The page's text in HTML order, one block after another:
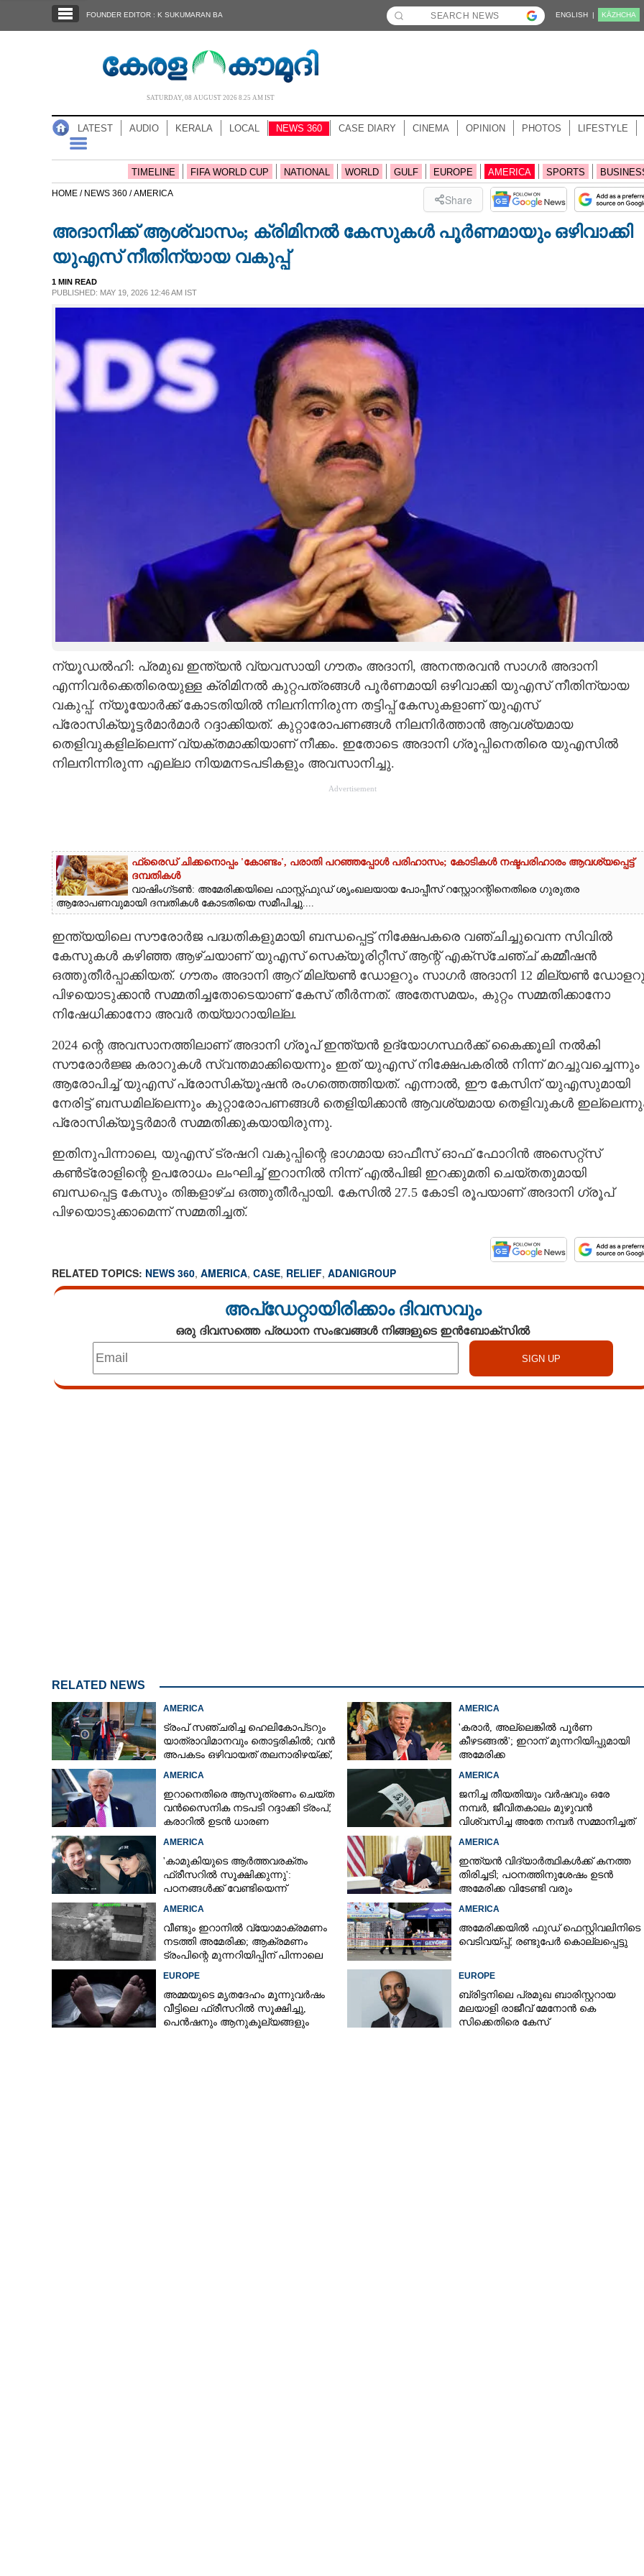
NOTIFIED NEWS
NEWS 360
CASE DIARY
CARTOONS
LITERATURE
FOUNDER EDITOR : K SUKUMARAN BA ENGLISH | KĀZHCHA
SATURDAY, 08 AUGUST 2026 8.25 AM IST
LATEST AUDIO KERALA LOCAL NEWS 360 CASE DIARY CINEMA OPINION PHOTOS LIFESTYLE
TIMELINE FIFA WORLD CUP NATIONAL WORLD GULF EUROPE AMERICA SPORTS
HOME / NEWS 360 /AMERICA Share
അദാനിക്ക് ആശ്വാസം; ക്രിമിനൽ കേസുകൾ പൂർണമായും ഒഴിവാക്കി
യുഎസ് നീതിന്യായ വകുപ്പ്
1 MIN READ
PUBLISHED: MAY 19, 2026 12:46 AM IST
ന്യൂഡൽഹി: പ്രമുഖ ഇന്ത്യൻ വ്യവസായി ഗൗതം അദാനി, അനന്തരവൻ സാഗർ അദാനി
എന്നിവർക്കെതിരെയുള്ള ക്രിമിനൽ കുറ്റപത്രങ്ങൾ പൂർണമായി ഒഴിവാക്കി യുഎസ് നീതിന്യായ
വകുപ്പ്. ന്യൂയോർക്ക് കോടതിയിൽ നിലനിന്നിരുന്ന തട്ടിപ്പ് കേസുകളാണ് യുഎസ്
പ്രോസിക്യൂട്ടർമാർമാർ റദ്ദാക്കിയത്. കുറ്റാരോപണങ്ങൾ നിലനിർത്താൻ ആവശ്യമായ
തെളിവുകളില്ലെന്ന് വ്യക്തമാക്കിയാണ് നീക്കം. ഇതോടെ അദാനി ഗ്രൂപ്പിനെതിരെ യുഎസിൽ
നിലനിന്നിരുന്ന എല്ലാ നിയമനടപടികളും അവസാനിച്ചു.
Advertisement
ഫ്രൈഡ് ചിക്കനൊപ്പം 'കോണ്ടം',​ പരാതി പറഞ്ഞപ്പോൾ പരിഹാസം; കോടികൾ നഷ്ടപരിഹാരം ആവശ്യപ്പെട്ട്
ദമ്പതികൾ
വാഷിംഗ്ടൺ: അമേരിക്കയിലെ ഫാസ്റ്റ്ഫുഡ് ശൃംഖലയായ പോപ്പീസ് റസ്റ്റോറന്റിനെതിരെ ഗുരുതര
ആരോപണവുമായി ദമ്പതികൾ കോടതിയെ സമീപിച്ചു....
ഇന്ത്യയിലെ സൗരോർജ പദ്ധതികളുമായി ബന്ധപ്പെട്ട് നിക്ഷേപകരെ വഞ്ചിച്ചുവെന്ന സിവിൽ
കേസുകൾ കഴിഞ്ഞ ആഴ്‌ചയാണ് യുഎസ് സെക്യൂരിറ്റീസ് ആന്റ് എക്‌സ്‌ചേഞ്ച് കമ്മീഷൻ
ഒത്തുതീർപ്പാക്കിയത്. ഗൗതം അദാനി ആറ് മില്യൺ ഡോളറും സാഗ‌ർ അദാനി 12 മില്യൺ
പിഴയൊടുക്കാൻ സമ്മതിച്ചതോടെയാണ് കേസ് തീർന്നത്. അതേസമയം, കുറ്റം സമ്മതിക്കാനോ
നിഷേധിക്കാനോ അവർ തയ്യാറായില്ല.
2024 ന്റെ അവസാനത്തിലാണ് അദാനി ഗ്രൂപ് ഇന്ത്യൻ ഉദ്യോഗസ്ഥർക്ക് കൈക്കൂലി നൽകി
സൗരോർജ്ജ കരാറുകൾ സ്വന്തമാക്കിയെന്നും ഇത് യുഎസ് നിക്ഷേപകരിൽ നിന്ന് മറച്ചുവച്ചെന്നും
ആരോപിച്ച് യുഎസ് പ്രോസിക്യൂഷൻ രംഗത്തെത്തിയത്. എന്നാൽ, ഈ കേസിന് യുഎസുമായി
നേരിട്ട് ബന്ധമില്ലെന്നും കുറ്റാരോപണങ്ങൾ തെളിയിക്കാൻ ആവശ്യമായ തെളിവുകൾ
പ്രോസിക്യൂട്ടർമാർ സമ്മതിക്കുകയായിരുന്നു.
ഇതിനുപിന്നാലെ, യുഎസ് ട്രഷറി വകുപ്പിന്റെ ഭാഗമായ ഓഫീസ് ഓഫ് ഫോറിൻ അസെറ്റ്‌സ്
കൺട്രോളിന്റെ ഉപരോധം ലംഘിച്ച് ഇറാനിൽ നിന്ന് എൽപിജി ഇറക്കുമതി ചെയ്‌തതുമായി
ബന്ധപ്പെട്ട കേസും തിങ്കളാഴ്‌ച ഒത്തുതീർപ്പായി. കേസിൽ 27.5 കോടി രൂപയാണ് അദാനി ഗ്രൂപ്
പിഴയൊടുക്കാമെന്ന് സമ്മതിച്ചത്.
RELATED TOPICS: NEWS 360, AMERICA, CASE, RELIEF, ADANIGROUP
അപ്ഡേറ്റായിരിക്കാം ദിവസവും
ഒരു ദിവസത്തെ പ്രധാന സംഭവങ്ങൾ നിങ്ങളുടെ ഇൻബോക്സിൽ
RELATED NEWS
AMERICA
ട്രംപ് സഞ്ചരിച്ച ഹെലികോപ്‌ടറും
യാത്രാവിമാനവും തൊട്ടരികിൽ; വൻ
അപകടം ഒഴിവായത് തലനാരിഴയ്‌ക്ക്,
AMERICA
'കരാർ, അല്ലെങ്കിൽ പൂർണ
കീഴടങ്ങൽ'; ഇറാന് മുന്നറിയിപ്പുമായി
അമേരിക്ക
AMERICA
ഇറാനെതിരെ ആസൂത്രണം ചെയ്‌ത
വൻസൈനിക നടപടി റദ്ദാക്കി ട്രംപ്;
കരാറിൽ ഉടൻ ധാരണ
AMERICA
ജനിച്ച തീയതിയും വർഷവും ഒരേ
നമ്പർ, ജീവിതകാലം മുഴുവൻ
വിശ്വസിച്ച അതേ നമ്പർ സമ്മാനിച്ചത്
AMERICA
'കാമുകിയുടെ ആർത്തവരക്തം
ഫ്രീസറിൽ സൂക്ഷിക്കുന്നു':
പഠനങ്ങൾക്ക് വേണ്ടിയെന്ന്
AMERICA
ഇന്ത്യൻ വിദ്യാർത്ഥികൾക്ക് കനത്ത
തിരിച്ചടി; പഠനത്തിനുശേഷം ഉടൻ
അമേരിക്ക വിടേണ്ടി വരും
AMERICA
വീണ്ടും ഇറാനിൽ വ്യോമാക്രമണം
നടത്തി അമേരിക്ക; ആക്രമണം
ട്രംപിന്റെ മുന്നറിയിപ്പിന് പിന്നാലെ
AMERICA
അമേരിക്കയിൽ ഫുഡ് ഫെസ്റ്റിവലിനിടെ
വെടിവയ്‌പ്പ്; രണ്ടുപേർ കൊല്ലപ്പെട്ടു
EUROPE
അമ്മയുടെ മൃതദേഹം മൂന്നുവർഷം
വീട്ടിലെ ഫ്രീസറിൽ സൂക്ഷിച്ചു,
പെൻഷനും ആനുകൂല്യങ്ങളും
EUROPE
ബ്രിട്ടനിലെ പ്രമുഖ ബാരിസ്റ്ററായ
മലയാളി രാജീവ് മേനോൻ കെ
സിക്കെതിരെ കേസ്